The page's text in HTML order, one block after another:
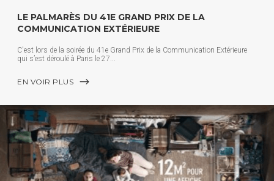
LE PALMARÈS DU 41E GRAND PRIX DE LA
COMMUNICATION EXTÉRIEURE
C'est lors de la soirée du 41e Grand Prix de la Communication Extérieure
qui s’est déroulé à Paris le 27
EN VOIR PLUS